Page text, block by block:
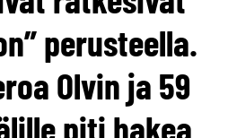
perusteella.
Olvin ja 59
piti hakea